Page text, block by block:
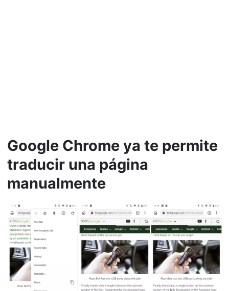
Google Chrome ya te permite
traducir una página
manualmente